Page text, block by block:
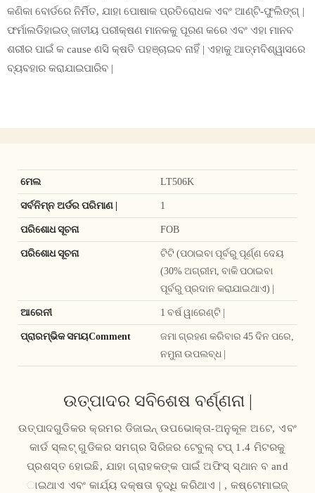
କଣିକା ବୋର୍ଡରେ ନିର୍ମିତ, ଯାହା ପୋଷାକ ପ୍ରତିରୋଧକ ଏବଂ ଆଣ୍ଟି-ଫୁଲିଙ୍ଗ୍ |
ଫର୍ମାଲଡିହାଇଡ୍ ଜାତୀୟ ପରୀକ୍ଷଣ ମାନକକୁ ପୂରଣ କରେ ଏବଂ ଏହା ମାନବ
ଶରୀର ପାଇଁ କ cause ଣସି କ୍ଷତି ପହଞ୍ଚାଇବ ନାହିଁ | ଏହାକୁ ଆତ୍ମବିଶ୍ୱାସରେ
ବ୍ୟବହାର କରାଯାଇପାରିବ |
ମେଲ LT506K
ସର୍ବନିମ୍ନ ଅର୍ଡର ପରିମାଣ | 1
ପରିଶୋଧ ସୂଚନା FOB
ପରିଶୋଧ ସୂଚନା
ଟିଟି (ପଠାଇବା ପୂର୍ବରୁ ପୂର୍ଣ୍ଣ ଦେୟ
(30% ଅଗ୍ରୀମ, ବାକି ପଠାଇବା
ପୂର୍ବରୁ ପ୍ରଦାନ କରାଯାଇଥାଏ) |
ଆରେନୀ 1 ବର୍ଷ ୱାରେଣ୍ଟି |
ପ୍ରାରମ୍ଭିକ ସମୟComment
ଜମା ଗ୍ରହଣ କରିବାର 45 ଦିନ ପରେ,
ନମୁନା ଉପଲବ୍ଧ |
ଉତ୍ପାଦର ସବିଶେଷ ବର୍ଣ୍ଣନା |
ଉତ୍ପାଦଗୁଡିକର କ୍ରମର ଡିଜାଇନ୍ ଉପଭୋକ୍ତା-ଅନୁକୂଳ ଅଟେ, ଏବଂ
କାର୍ଡ ସ୍ଲଟ୍ ଗୁଡିକର ସମଗ୍ର ସିରିଜର ଟେବୁଲ୍ ଟପ୍ 1.4 ମିଟରକୁ
ପ୍ରଶସ୍ତ ହୋଇଛି, ଯାହା ଗ୍ରାହକଙ୍କ ପାଇଁ ଅଫିସ୍ ସ୍ଥାନ ବ and
ାଇଥାଏ ଏବଂ କାର୍ଯ୍ୟ ଦକ୍ଷତା ବୃଦ୍ଧି କରିଥାଏ | , କଷ୍ଟୋମାଇଜ୍